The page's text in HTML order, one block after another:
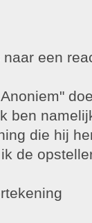
een
ben
die hij
de